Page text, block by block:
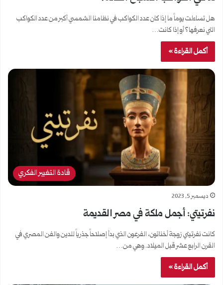
هل تساءلت يوماً ما إذا كان عدد الكواكب في نظامنا الشمسي أكبر من عدد الكواكب
التي نعرفها؟ أو إذا كانت…
أكمل القراءة »
قادة التغيير الفكري
ديسمبر 5, 2023
نفرتيتي: أجمل ملكة في مصر القديمة
كانت نفرتيتي زوجة أخناتون، الفرعون الذي بدأ إصلاحاً جذرياً للدين والفن المصري في
القرن الرابع عشر قبل الميلاد. وهي من…
أكمل القراءة »